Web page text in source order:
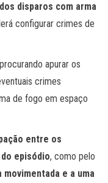
disparos com arma
configurar crimes de
apurar os
crimes
de fogo em espaço
entre os
episódio, como pelo
movimentada e a uma